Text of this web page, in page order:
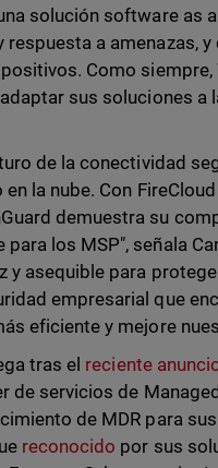
solución software as
respuesta a amenazas,
Como
sus soluciones a
de la conectividad
la nube. Con
demuestra su
los MSP", señala
y asequible para
empresarial que
eficiente y mejore
tras el reciente
de servicios de
de MDR para
reconocido por sus